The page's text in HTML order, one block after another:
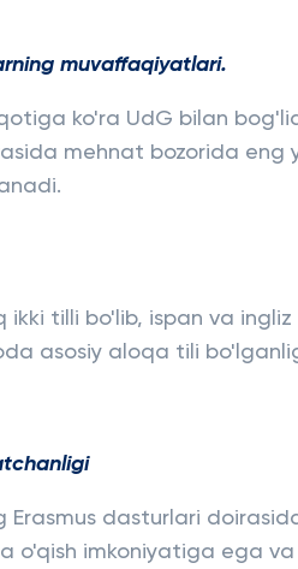
muvaffaqiyatlari.
ko'ra UdG bilan
mehnat bozorida eng
ikki tilli bo'lib, ispan va
asosiy aloqa tili
dasturlari
o'qish imkoniyatiga ega